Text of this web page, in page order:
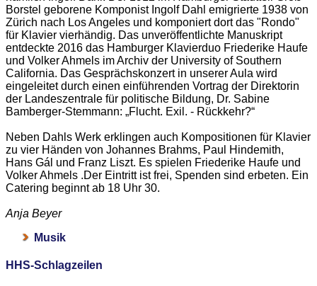
Borstel geborene Komponist Ingolf Dahl emigrierte 1938 von
Zürich nach Los Angeles und komponiert dort das "Rondo"
für Klavier vierhändig. Das unveröffentlichte Manuskript
entdeckte 2016 das Hamburger Klavierduo Friederike Haufe
und Volker Ahmels im Archiv der University of Southern
California. Das Gesprächskonzert in unserer Aula wird
eingeleitet durch einen einführenden Vortrag der Direktorin
der Landeszentrale für politische Bildung, Dr. Sabine
Bamberger-Stemmann: „Flucht. Exil. - Rückkehr?“
Neben Dahls Werk erklingen auch Kompositionen für Klavier
zu vier Händen von Johannes Brahms, Paul Hindemith,
Hans Gál und Franz Liszt. Es spielen Friederike Haufe und
Volker Ahmels .Der Eintritt ist frei, Spenden sind erbeten. Ein
Catering beginnt ab 18 Uhr 30.
Anja Beyer
Musik
HHS-Schlagzeilen